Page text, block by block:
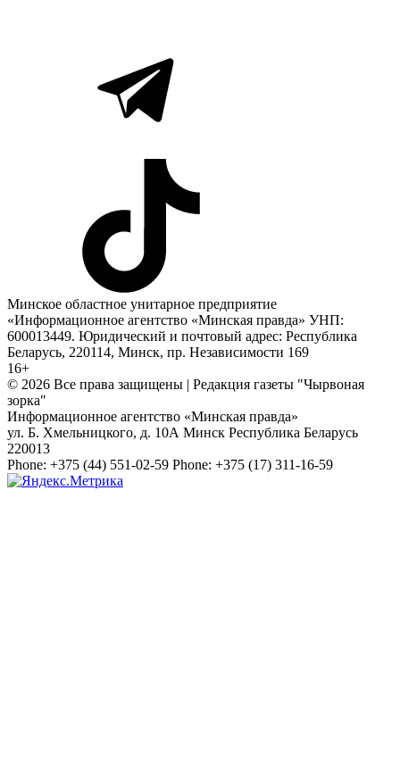
Минское областное унитарное предприятие
«Информационное агентство «Минская правда» УНП:
600013449. Юридический и почтовый адрес: Республика
Беларусь, 220114, Минск, пр. Независимости 169
16+
© 2026 Все права защищены | Редакция газеты "Чырвоная
зорка"
Информационное агентство «Минская правда»
ул. Б. Хмельницкого, д. 10А Минск Республика Беларусь
220013
Phone: +375 (44) 551-02-59 Phone: +375 (17) 311-16-59